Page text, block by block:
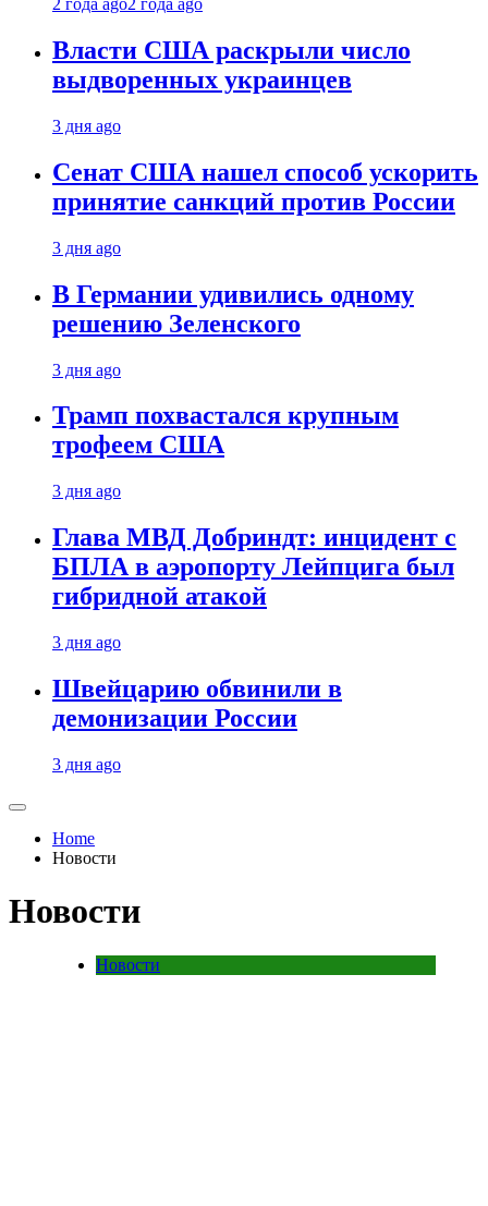
2 года ago2 года ago
Власти США раскрыли число
выдворенных украинцев
3 дня ago
Сенат США нашел способ ускорить
принятие санкций против России
3 дня ago
В Германии удивились одному
решению Зеленского
3 дня ago
Трамп похвастался крупным
трофеем США
3 дня ago
Глава МВД Добриндт: инцидент с
БПЛА в аэропорту Лейпцига был
гибридной атакой
3 дня ago
Швейцарию обвинили в
демонизации России
3 дня ago
Home
Новости
Новости
Новости